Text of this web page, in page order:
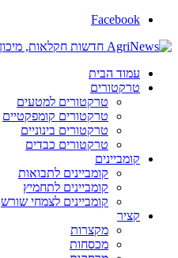
Facebook
עמוד הבית
טרקטורים
טרקטורים למטעים
טרקטורים קומפקטיים
טרקטורים בינוניים
טרקטורים כבדים
קומביינים
קומביינים לתבואות
קומביינים לתחמיץ
קומביינים לצמחי שורש
קציר
מקצרות
מכסחות